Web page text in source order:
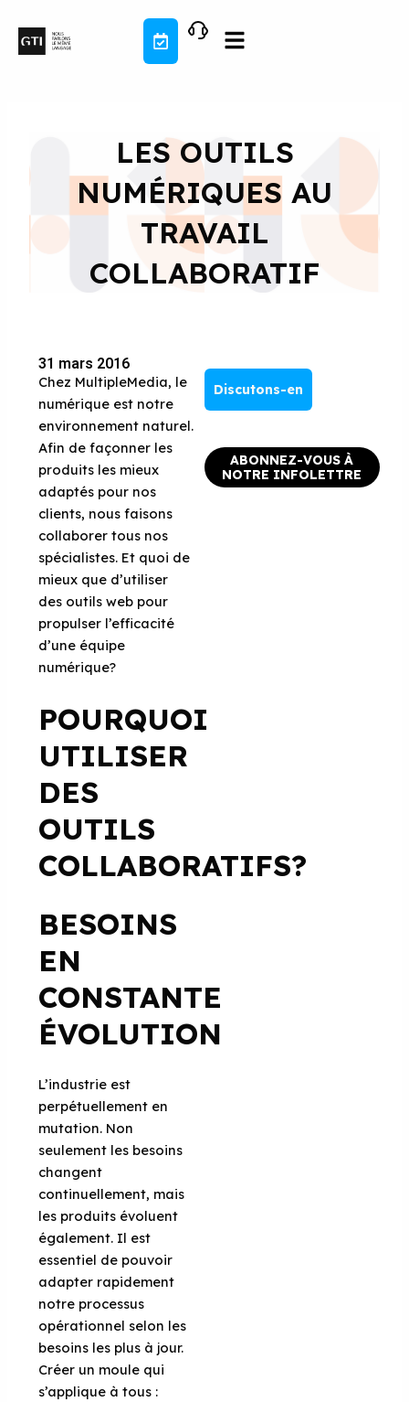
contenu
LES OUTILS
NUMÉRIQUES AU
TRAVAIL
COLLABORATIF
31 mars 2016
Chez MultipleMedia, le
numérique est notre
environnement naturel.
Afin de façonner les
produits les mieux
adaptés pour nos
clients, nous faisons
collaborer tous nos
spécialistes. Et quoi de
mieux que d’utiliser
des outils web pour
propulser l’efficacité
d’une équipe
numérique?
POURQUOI
UTILISER
DES
OUTILS
COLLABORATIFS?
BESOINS
EN
CONSTANTE
ÉVOLUTION
L’industrie est
perpétuellement en
mutation. Non
seulement les besoins
changent
continuellement, mais
les produits évoluent
également. Il est
essentiel de pouvoir
adapter rapidement
notre processus
opérationnel selon les
besoins les plus à jour.
Créer un moule qui
s’applique à tous :
Discutons-en
ABONNEZ-VOUS À
NOTRE INFOLETTRE